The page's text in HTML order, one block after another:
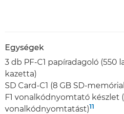
Egységek
3 db PF-C1 papíradagoló (550
kazetta)
SD Card-C1 (8 GB SD-
F1 vonalkódnyomtató készlet
vonalkódnyomtatást)11